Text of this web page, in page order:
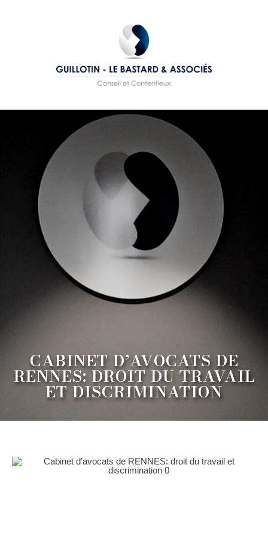
CABINET D’AVOCATS DE
RENNES: DROIT DU TRAVAIL
ET DISCRIMINATION